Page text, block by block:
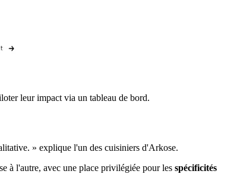
leur impact via un tableau de bord.
» explique l'un des cuisiniers d'Arkose.
à l'autre, avec une place privilégiée pour les spécificités